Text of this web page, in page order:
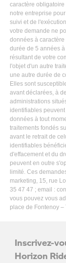
caractère
notre entreprise
suivi et de
votre demande ne
données à
durée de 5 années
résultant de votre
l'objet d'un autre
une autre durée de
Elles sont
avant déclarées, à
administrations
identifiables
données à tout
traitements fondés
avant le retrait de
identifiables
d'effacement et du
peuvent en outre
limité. Ces
marketing, 15, rue
35 47 47 ; email :
vous pouvez vous
place de Fontenoy –
Inscrivez-
Horizon